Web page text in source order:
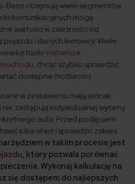
Benz obejmują wiele segmentów
komunikacyjnych mogą
wartości w zależności od
i danych kierowcy. Wiele
hasło najtańsze
, chcąc szybko sprawdzić
dostępne możliwości.
w zestawieniu mają jednak
zastępują indywidualnej wyceny
auta. Przed podjęciem
kilka ofert i sprawdzić zakres
w takim procesie jest
, który pozwala porównać
Wykonaj kalkulację na
się dostępem do najlepszych